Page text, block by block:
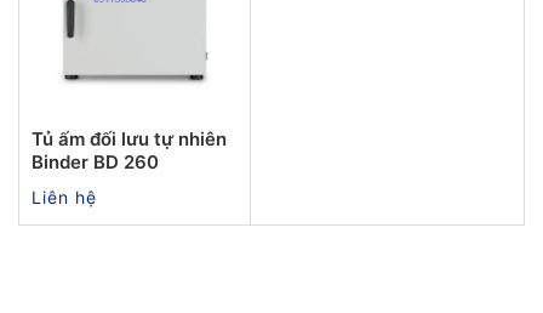
Tủ ấm đối lưu tự nhiên
Binder BD 260
Liên hệ